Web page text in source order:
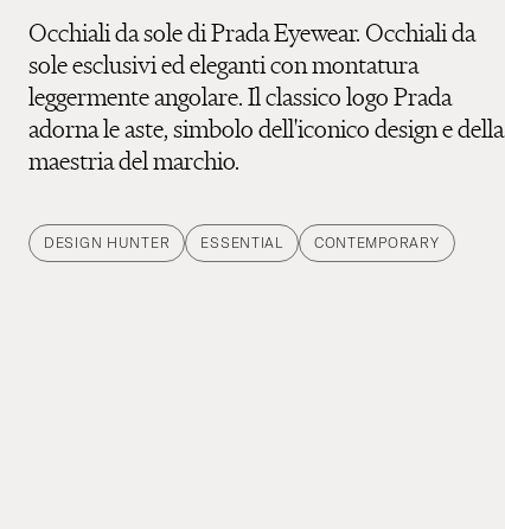
Occhiali da sole di Prada Eyewear. Occhiali da
sole esclusivi ed eleganti con montatura
leggermente angolare. Il classico logo Prada
adorna le aste, simbolo dell'iconico design e della
maestria del marchio.
DESIGN HUNTER ESSENTIAL CONTEMPORARY